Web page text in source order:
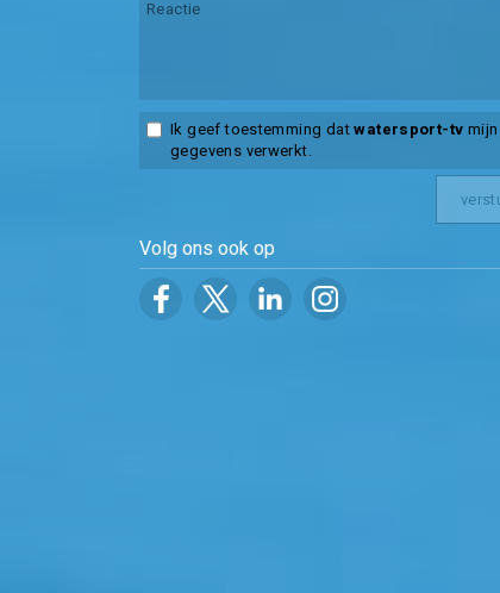
Ik geef toestemming datwatersport-tv mijn
gegevens verwerkt.
Volg ons ook op